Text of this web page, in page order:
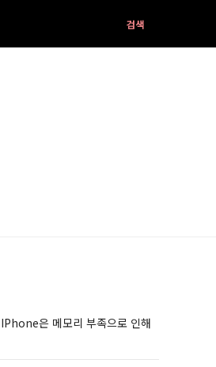
은 메모리 부족으로 인해